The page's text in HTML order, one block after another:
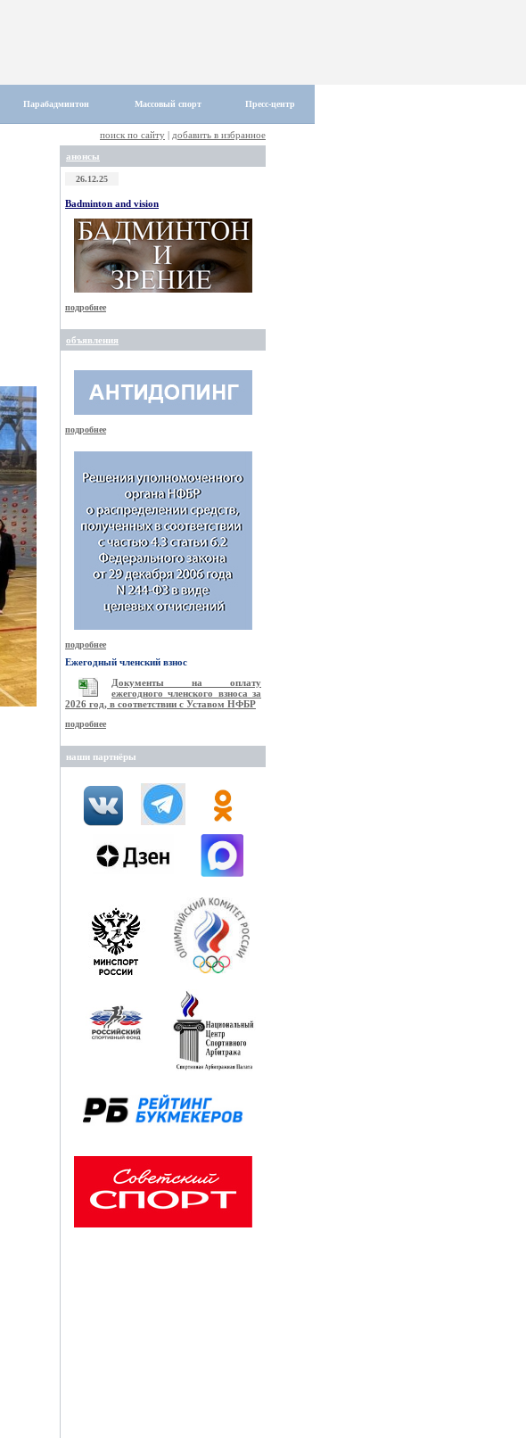
Парабадминтон Массовый спорт Пресс-центр
поиск по сайту | добавить в избранное
анонсы
26.12.25
Badminton and vision
подробнее
объявления
подробнее
подробнее
Ежегодный членский взнос
Документы на оплату
ежегодного членского взноса за
2026 год, в соответствии с Уставом НФБР
подробнее
наши партнёры